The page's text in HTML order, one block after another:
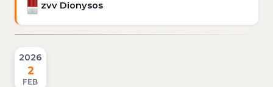
zvv Dionysos
2026
2
FEB